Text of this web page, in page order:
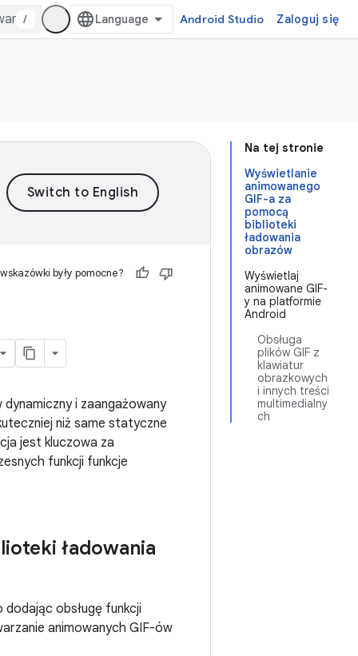
/ Android Studio Zaloguj się
Na tej stronie
Wyświetlanie
animowanego
GIF-a za
pomocą
biblioteki
ładowania
obrazów
Wyświetlaj
animowane GIF-
y na platformie
Android
Obsługa
plików GIF z
klawiatur
obrazkowych
i innych treści
multimedialny
ch
były pomocne?
i zaangażowany
niż same statyczne
jest kluczowa za
funkcji funkcje
ładowania
obsługę funkcji
animowanych GIF-ów